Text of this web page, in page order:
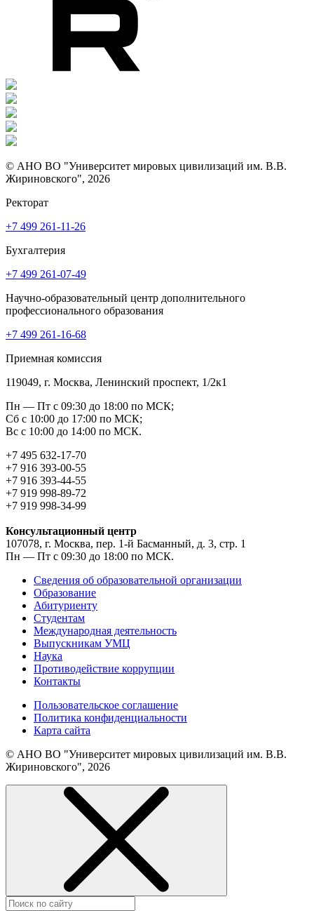
© АНО ВО "Университет мировых цивилизаций им. В.В.
Жириновского", 2026
Ректорат
+7 499 261-11-26
Бухгалтерия
+7 499 261-07-49
Научно-образовательный центр дополнительного
профессионального образования
+7 499 261-16-68
Приемная комиссия
119049, г. Москва, Ленинский проспект, 1/2к1
Пн — Пт с 09:30 до 18:00 по МСК;
Сб с 10:00 до 17:00 по МСК;
Вс с 10:00 до 14:00 по МСК.
+7 495 632-17-70
+7 916 393-00-55
+7 916 393-44-55
+7 919 998-89-72
+7 919 998-34-99
Консультационный центр
107078, г. Москва, пер. 1-й Басманный, д. 3, стр. 1
Пн — Пт с 09:30 до 18:00 по МСК.
Сведения об образовательной организации
Образование
Абитуриенту
Студентам
Международная деятельность
Выпускникам УМЦ
Наука
Противодействие коррупции
Контакты
Пользовательское соглашение
Политика конфиденциальности
Карта сайта
© АНО ВО "Университет мировых цивилизаций им. В.В.
Жириновского", 2026